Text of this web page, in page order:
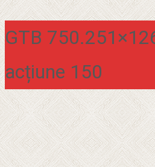
GTB
acțiune 150